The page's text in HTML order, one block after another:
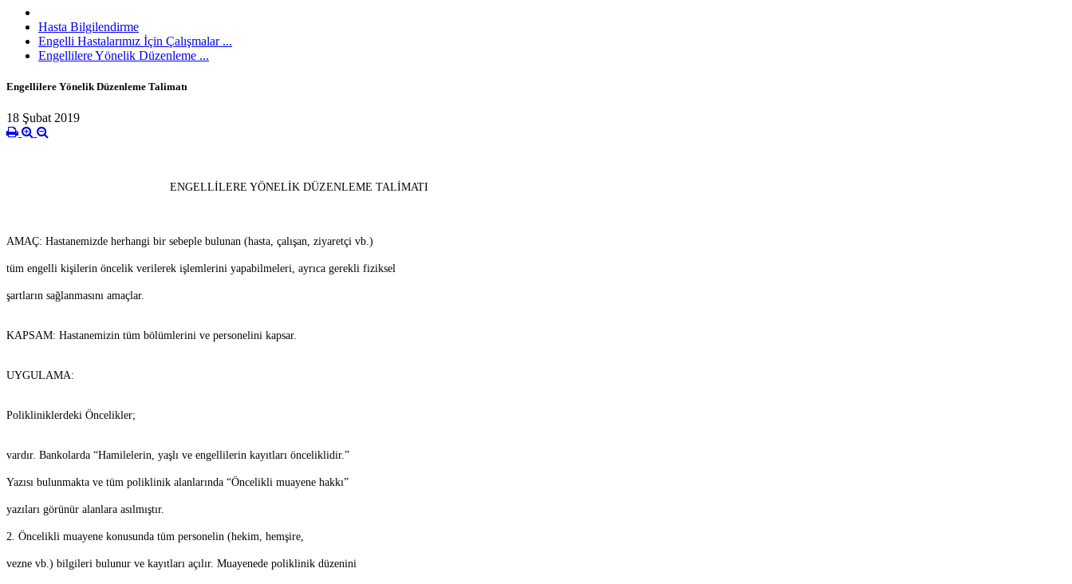
Hasta Bilgilendirme
Engelli Hastalarımız İçin Çalışmalar ...
Engellilere Yönelik Düzenleme ...
Engellilere Yönelik Düzenleme Talimatı
18 Şubat 2019
ENGELLİLERE YÖNELİK DÜZENLEME TALİMATI
AMAÇ: Hastanemizde herhangi bir sebeple bulunan (hasta, çalışan, ziyaretçi vb.)
tüm engelli kişilerin öncelik verilerek işlemlerini yapabilmeleri, ayrıca gerekli fiziksel
şartların sağlanmasını amaçlar.
KAPSAM: Hastanemizin tüm bölümlerini ve personelini kapsar.
UYGULAMA:
Polikliniklerdeki Öncelikler;
vardır. Bankolarda “Hamilelerin, yaşlı ve engellilerin kayıtları önceliklidir.”
Yazısı bulunmakta ve tüm poliklinik alanlarında “Öncelikli muayene hakkı”
yazıları görünür alanlara asılmıştır.
2. Öncelikli muayene konusunda tüm personelin (hekim, hemşire,
vezne vb.) bilgileri bulunur ve kayıtları açılır. Muayenede poliklinik düzenini